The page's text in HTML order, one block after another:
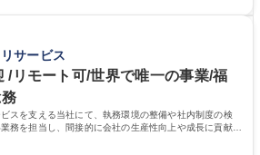
からの問合せ、相談対応 ・その他日常の総務
サービス
/リモート可/世界で唯一の事業/福
スを支える当社にて、執務環境の整備や社内制度の検
務を担当し、間接的に会社の生産性向上や成長に貢献し